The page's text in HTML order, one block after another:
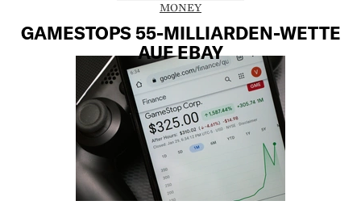
MONEY
GAMESTOPS 55-MILLIARDEN-WETTE
AUF EBAY